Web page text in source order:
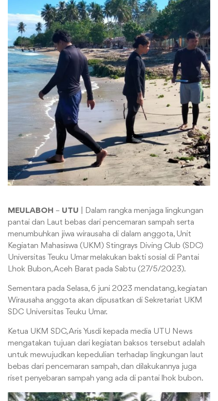
MEULABOH – UTU | Dalam rangka menjaga lingkungan
pantai dan Laut bebas dari pencemaran sampah serta
menumbuhkan jiwa wirausaha di dalam anggota, Unit
Kegiatan Mahasiswa (UKM) Stingrays Diving Club (SDC)
Universitas Teuku Umar melakukan bakti sosial di Pantai
Lhok Bubon, Aceh Barat pada Sabtu (27/5/2023).
Sementara pada Selasa, 6 juni 2023 mendatang, kegiatan
Wirausaha anggota akan dipusatkan di Sekretariat UKM
SDC Universitas Teuku Umar.
Ketua UKM SDC, Aris Yusdi kepada media UTU News
mengatakan tujuan dari kegiatan baksos tersebut adalah
untuk mewujudkan kepedulian terhadap lingkungan laut
bebas dari pencemaran sampah, dan dilakukannya juga
riset penyebaran sampah yang ada di pantai lhok bubon.